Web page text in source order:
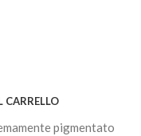
CARRELLO
pigmentato